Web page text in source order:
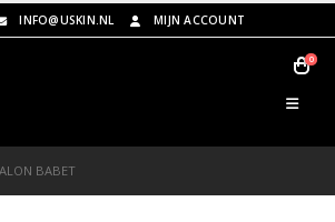
INFO@USKIN.NL MIJN ACCOUNT
0
BABET